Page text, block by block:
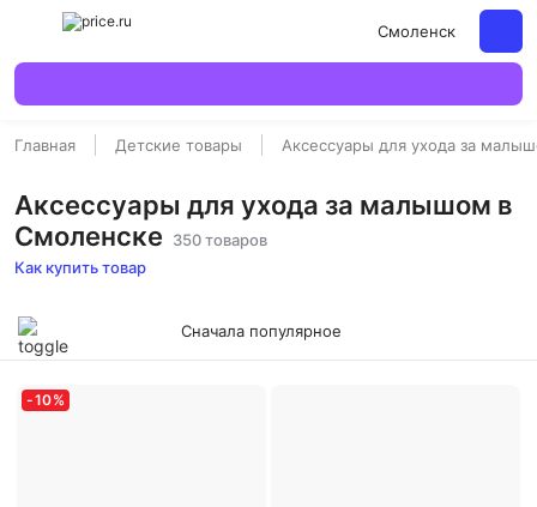
Смоленск
Главная Детские товары Аксессуары для ухода за
Аксессуары для ухода за малышом в
Смоленске
350 товаров
Как купить товар
Сначала популярное
-10%